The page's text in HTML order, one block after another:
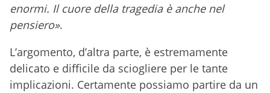
enormi. Il cuore della tragedia è anche nel
pensiero».
L’argomento, d’altra parte, è estremamente
delicato e difficile da sciogliere per le tante
implicazioni. Certamente possiamo partire da un